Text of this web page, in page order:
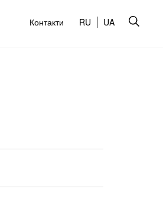
Контакти RU UA